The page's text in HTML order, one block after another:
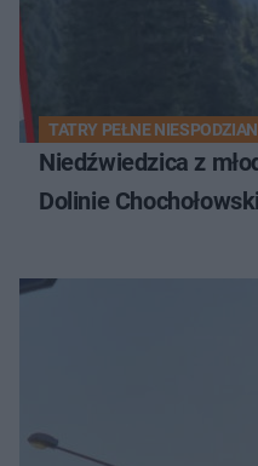
TATRY PEŁNE
Niedźwiedzica z
Dolinie